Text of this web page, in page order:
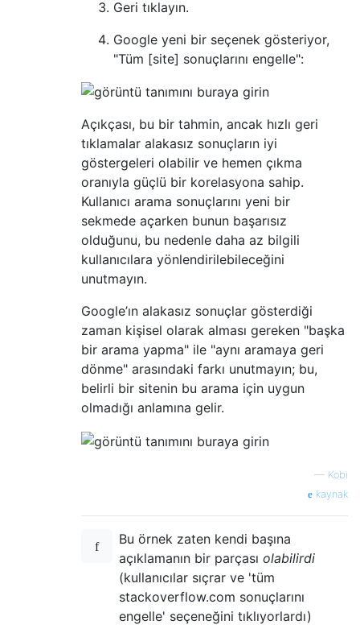
Geri tıklayın.
Google yeni bir seçenek gösteriyor,
"Tüm [site] sonuçlarını engelle":
Açıkçası, bu bir tahmin, ancak hızlı geri
tıklamalar alakasız sonuçların iyi
göstergeleri olabilir ve hemen çıkma
oranıyla güçlü bir korelasyona sahip.
Kullanıcı arama sonuçlarını yeni bir
sekmede açarken bunun başarısız
olduğunu, bu nedenle daha az bilgili
kullanıcılara yönlendirilebileceğini
unutmayın.
Google’ın alakasız sonuçlar gösterdiği
zaman kişisel olarak alması gereken "başka
bir arama yapma" ile "aynı aramaya geri
dönme" arasındaki farkı unutmayın; bu,
belirli bir sitenin bu arama için uygun
olmadığı anlamına gelir.
— Kobi
kaynak
Bu örnek zaten kendi başına
açıklamanın bir parçası olabilirdi
(kullanıcılar sıçrar ve 'tüm
stackoverflow.com sonuçlarını
engelle' seçeneğini tıklıyorlardı)